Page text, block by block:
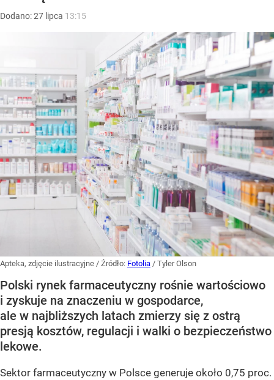
Dodano:27 lipca 13:15
Apteka, zdjęcie ilustracyjne / Źródło: Fotolia / Tyler Olson
Polski rynek farmaceutyczny rośnie wartościowo
i zyskuje na znaczeniu w gospodarce,
ale w najbliższych latach zmierzy się z ostrą
presją kosztów, regulacji i walki o bezpieczeństwo
lekowe.
Sektor farmaceutyczny w Polsce generuje około 0,75 proc.